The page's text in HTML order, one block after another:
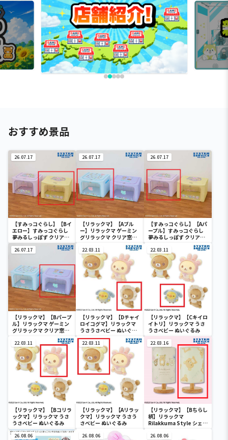
おすすめ景品
26.07.17
【すみっコぐらし】【Bイ
エロー】すみっコぐらし
夢みるしっぽず クリア窓
付き収納ボックス
26.07.17
【リラックマ】【Aブル
ー】リラックマ ゲーミン
グリラックマ クリア窓付
26.07.17
【すみっコぐらし】【Aパ
ープル】すみっコぐらし
夢みるしっぽず クリア窓
26.07.17
【リラックマ】【Bパープ
ル】リラックマ ゲーミン
グリラックマ クリア窓付
22.03.11
【リラックマ】【Dチャイ
ロイコグマ】リラックマ
うさうさべビー ぬいぐる
み
22.03.11
【リラックマ】【Cキイロ
イトリ】リラックマ うさ
うさべビー ぬいぐるみ
22.03.11
【リラックマ】【Bコリラ
ックマ】リラックマ うさ
うさべビー ぬいぐるみ
22.03.11
【リラックマ】【Aリラッ
クマ】リラックマ うさう
さべビー ぬいぐるみ
22.03.16
【リラックマ】【Bちらし
柄】リラックマ
Rilakkuma Style シェー
26.08.06 26.08.06 26.08.06